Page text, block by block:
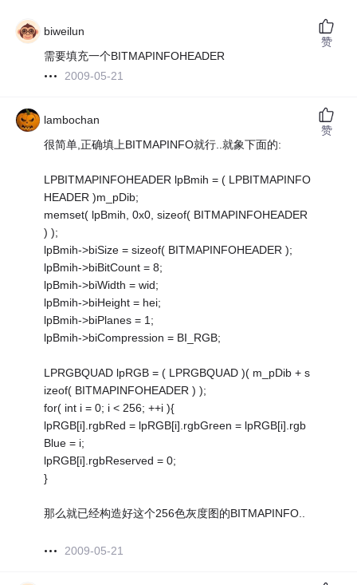
biweilun
需要填充一个BITMAPINFOHEADER
2009-05-21
赞
lambochan
很简单,正确填上BITMAPINFO就行..就象下面的:
LPBITMAPINFOHEADER lpBmih = ( LPBITMAPINFO
HEADER )m_pDib;
memset( lpBmih, 0x0, sizeof( BITMAPINFOHEADER
) );
lpBmih->biSize = sizeof( BITMAPINFOHEADER );
lpBmih->biBitCount = 8;
lpBmih->biWidth = wid;
lpBmih->biHeight = hei;
lpBmih->biPlanes = 1;
lpBmih->biCompression = BI_RGB;
LPRGBQUAD lpRGB = ( LPRGBQUAD )( m_pDib + s
izeof( BITMAPINFOHEADER ) );
for( int i = 0; i < 256; ++i ){
lpRGB[i].rgbRed = lpRGB[i].rgbGreen = lpRGB[i].rgb
Blue = i;
lpRGB[i].rgbReserved = 0;
}
那么就已经构造好这个256色灰度图的BITMAPINFO..
2009-05-21
赞